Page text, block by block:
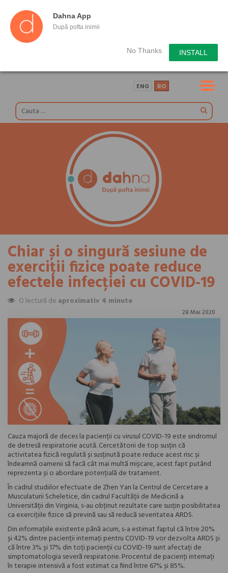
Dahna App
După pofta inimii
No Thanks INSTALL
ENG RO
Chiar și o singură sesiune de
exerciții fizice poate reduce
efectele infecției cu COVID-19
O lectură de aproximativ 4 minute
28 Mai 2020
Cauza majoră de deces la pacienții cu virusul COVID-19 este sindromul
de detresă respiratorie acută. Cercetătorii de top susțin că
activitatea fizică regulată și susținută poate reduce acest risc și
îndeamnă oamenii să facă cât mai multă mișcare, acest fapt putând
reprezenta și o abordare potențială de tratament.
În cadrul studiilor efectuate de Zhen Yan la Centrul de Cercetare a
Musculaturii Scheletice, din cadrul Facultății de Medicină a
Universității din Virginia, s-au obținut rezultate care susțin posibilitatea
ca exercițiile fizice să prevină sau să reducă severitatea ARDS.
Din informațiile existente până acum, s-a estimat faptul că între 20%
și 42% dintre pacienții internați pentru COVID-19 vor dezvolta ARDS și
că între 3% și 17% din toți pacienții cu COVID-19 sunt afectați de
simptomatologia severă respiratorie. Procentul de pacienți internați
în terapie intensivă a fost estimat ca fiind între 67% și 85%.